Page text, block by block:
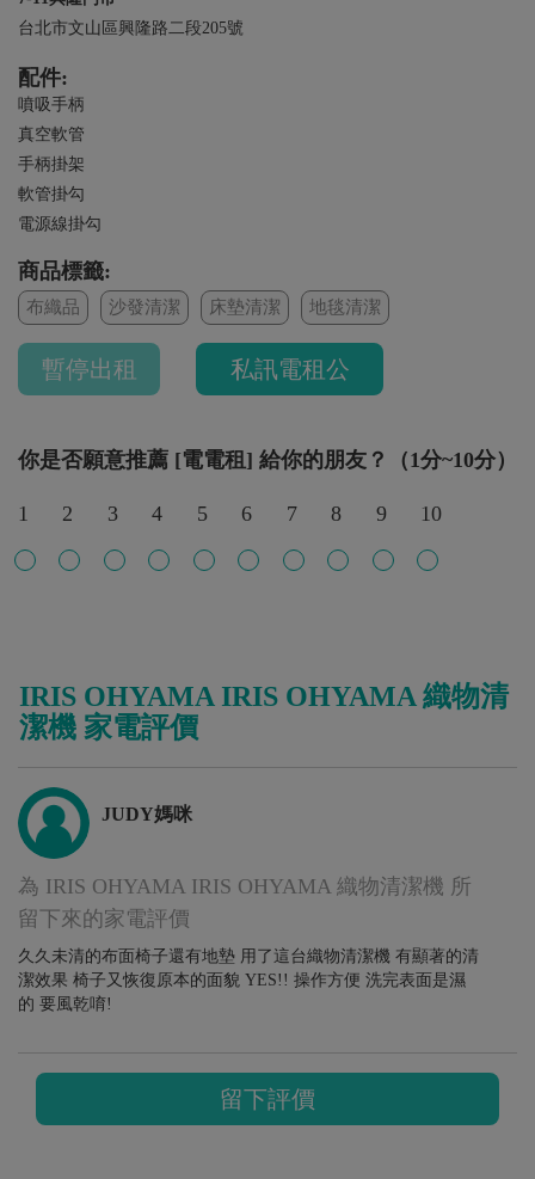
台北市文山區興隆路二段205號
配件:
噴吸手柄
真空軟管
手柄掛架
軟管掛勾
電源線掛勾
商品標籤:
布織品 沙發清潔 床墊清潔 地毯清潔
暫停出租 私訊電租公
你是否願意推薦 [電電租] 給你的朋友？（1分~10分）
1 2 3 4 5 6 7 8 9 10
IRIS OHYAMA IRIS OHYAMA 織物清
潔機 家電評價
JUDY媽咪
為 IRIS OHYAMA IRIS OHYAMA 織物清潔機 所
留下來的家電評價
久久未清的布面椅子還有地墊 用了這台織物清潔機 有顯著的清
潔效果 椅子又恢復原本的面貌 YES!! 操作方便 洗完表面是濕
的 要風乾唷!
留下評價